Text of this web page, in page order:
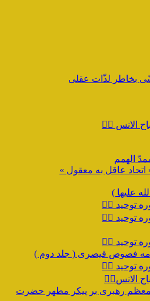
بخاطر لذّات عقلی
۹️⃣
الهمم
عاقل به معقول »
علیها )
۴️⃣
۳️⃣
۲️⃣
فصوص قیصری ( جلد دوم )
۱️⃣
معظم رهبری بر پیکر مطهر حضرت